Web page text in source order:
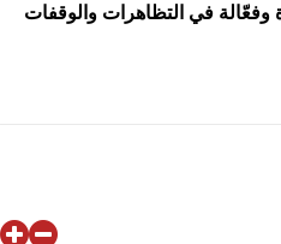
حاشدة وفعّالة في التظاهرات والوقفات